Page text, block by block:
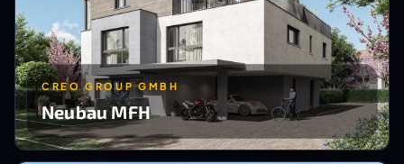
CREO GROUP GMBH
Neubau MFH